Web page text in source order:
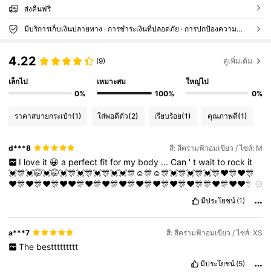
ส่งคืนฟรี
มีบริการเก็บเงินปลายทาง · การชำระเงินที่ปลอดภัย · การปกป้องความเป็นส่วนตัว
4.22 (9) ดูเพิ่มเติม
เล็กไป
0%
เหมาะสม
100%
ใหญ่ไป
0%
ราคาสบายกระเป๋า(1) ใส่พอดีตัว(2) เรียบร้อย(1) คุณภาพดี(1)
d***8 สี: สีครามฟ้าอมเขียว / ไซส์: M
I love it 😀 a perfect fit for my body ... Can ' t wait to rock it
💓🎊💓🤭💓🤭💓🎊💓🎊💓🎊💓💓🎊☺️🎊☺️🎊💓🎊💓🎊💓🎊❤️🎊❤️🎊
❤️🎊❤️🎊❤️🎊❤️❤️🎊❤️🎊❤️🎊❤️🎊❤️🎊❤️🎊❤️🎊❤️🎊🎊❤️🎊❤️❤️🎊
❤️🎊❤️🎊❤️🎊🎊❤️🎊❤️❤️🎊🎊❤️❤️🎊❤️🎊❤️🎊😏🎊😏🎊
มีประโยชน์ (1)
a***7 สี: สีครามฟ้าอมเขียว / ไซส์: XS
The besttttttttt
มีประโยชน์ (5)